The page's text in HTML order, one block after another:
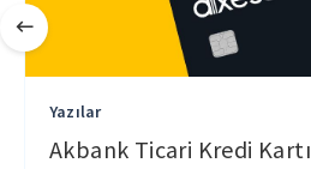
Yazılar
Akbank Ticari Kredi Kartı